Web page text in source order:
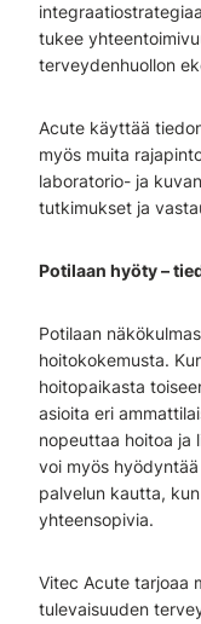
tukee
terveydenhuollon
Acute käyttää
myös muita
laboratorio- ja
tutkimukset ja
Potilaan hyöty –
Potilaan
hoitokokemusta.
hoitopaikasta
asioita eri
nopeuttaa hoitoa ja
voi myös
palvelun kautta,
yhteensopivia.
Vitec Acute tarjoaa
tulevaisuuden